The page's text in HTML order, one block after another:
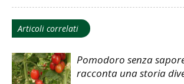
Articoli correlati
Pomodoro senza
racconta una storia